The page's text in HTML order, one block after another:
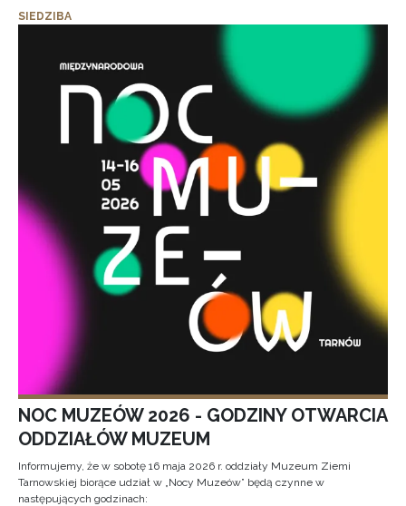
SIEDZIBA
NOC MUZEÓW 2026 - GODZINY OTWARCIA
ODDZIAŁÓW MUZEUM
Informujemy, że w sobotę 16 maja 2026 r. oddziały Muzeum Ziemi
Tarnowskiej biorące udział w „Nocy Muzeów” będą czynne w
następujących godzinach: